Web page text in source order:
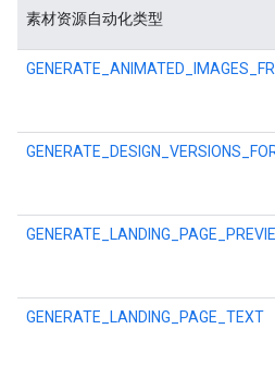
素材资源自动化类型
GENERATE_LANDING_PAGE_TEXT